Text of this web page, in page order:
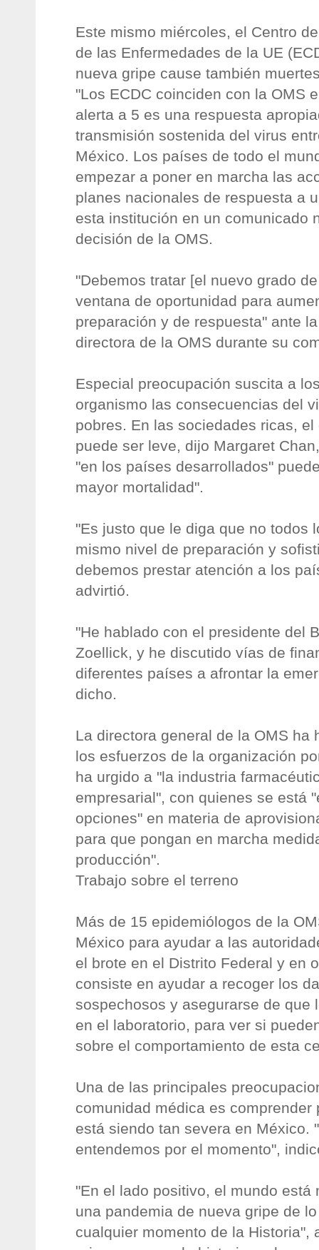
Este mismo miércoles, el Centro
de las Enfermedades de la UE
nueva gripe cause también
"Los ECDC coinciden con la OMS
alerta a 5 es una respuesta
transmisión sostenida del virus
México. Los países de todo el
empezar a poner en marcha las
planes nacionales de respuesta a
esta institución en un comunicado
decisión de la OMS.
"Debemos tratar [el nuevo grado
ventana de oportunidad para
preparación y de respuesta" ante
directora de la OMS durante su
Especial preocupación suscita a
organismo las consecuencias del
pobres. En las sociedades ricas,
puede ser leve, dijo Margaret
"en los países desarrollados"
mayor mortalidad".
"Es justo que le diga que no todos
mismo nivel de preparación y
debemos prestar atención a los
advirtió.
"He hablado con el presidente del
Zoellick, y he discutido vías de
diferentes países a afrontar la
dicho.
La directora general de la OMS ha
los esfuerzos de la organización
ha urgido a "la industria
empresarial", con quienes se está
opciones" en materia de
para que pongan en marcha
producción".
Trabajo sobre el terreno
Más de 15 epidemiólogos de la
México para ayudar a las
el brote en el Distrito Federal y en
consiste en ayudar a recoger los
sospechosos y asegurarse de que
en el laboratorio, para ver si
sobre el comportamiento de esta
Una de las principales
comunidad médica es comprender
está siendo tan severa en México.
entendemos por el momento",
"En el lado positivo, el mundo está
una pandemia de nueva gripe de
cualquier momento de la Historia",